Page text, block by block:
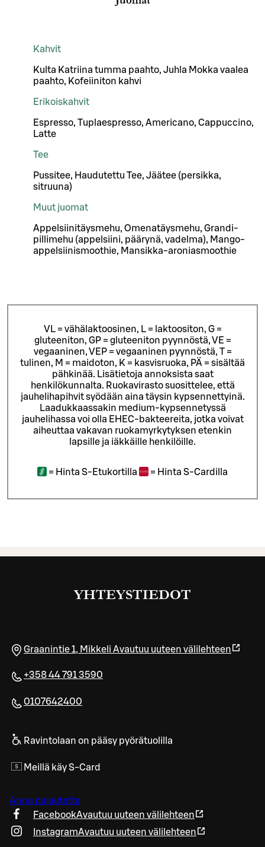
Kahvit
Kulta Katriina tumma paahto, Juhla Mokka vaalea
paahto, Kofeiiniton kahvi
Erikoiskahvit
Espresso, Tuplaespresso, Americano, Cappuccino,
Latte
Tee
Pussitee, Haudutettu Tee, Jäätee (persikka,
sitruuna)
Muut juomat
Appelsiinitäysmehu, Omenatäysmehu, Grandi-
pillimehu (appelsiini, päärynä, vadelma), Mango-
appelsiinismoothie, Mansikka-aroniasmoothie
VL = vähälaktoosinen, L = laktoositon, G =
gluteeniton, GP = gluteeniton pyynnöstä, VE =
vegaaninen, VEP = vegaaninen pyynnöstä, T =
tulinen, M = maidoton, K = kasvisruoka, PÄ = sisältää
pähkinää. Lisätietoja annoksista saat
henkilökunnalta. Ruokavirasto suosittelee, että
jauhelihapihvit syödään aina täysin kypsennettyinä.
Laadukkaassakin medium-kypsennetyssä
jauhelihassa voi olla EHEC-bakteereita, jotka voivat
aiheuttaa vakavan ruokamyrkytyksen etenkin
lapsille ja iäkkäille henkilöille.
= Hinta S-Etukortilla = Hinta S-Cardilla
YHTEYSTIEDOT
Graanintie 1, Mikkeli Avautuu uuteen välilehteen
+358 44 791 3590
0107642400
Ravintolaan on pääsy pyörätuolilla
Meillä käy S-Card
Anna palautetta
FacebookAvautuu uuteen välilehteen
InstagramAvautuu uuteen välilehteen